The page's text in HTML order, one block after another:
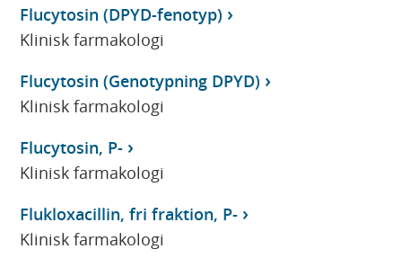
Flucytosin (DPYD-fenotyp)
Klinisk farmakologi
Flucytosin (Genotypning DPYD)
Klinisk farmakologi
Flucytosin, P-
Klinisk farmakologi
Flukloxacillin, fri fraktion, P-
Klinisk farmakologi